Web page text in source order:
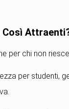
per chi non
per studenti,